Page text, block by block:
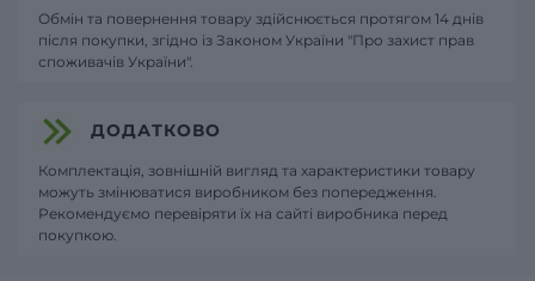
Обмін та повернення товару здійснюється протягом 14 днів
після покупки, згідно із Законом України "Про захист прав
споживачів України".
ДОДАТКОВО
Комплектація, зовнішній вигляд та характеристики товару
можуть змінюватися виробником без попередження.
Рекомендуємо перевіряти їх на сайті виробника перед
покупкою.